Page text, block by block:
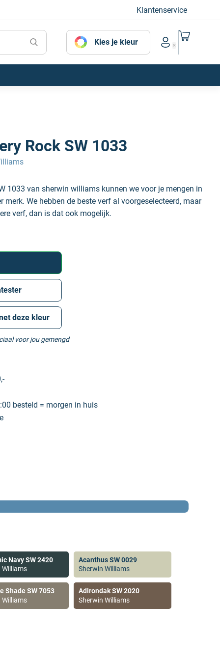
Klantenservice
Kies je kleur
Account menu
Naar mijn
Rock SW 1033
1033 van sherwin williams kunnen we voor je mengen in
merk. We hebben de beste verf al voorgeselecteerd, maar
verf, dan is dat ook mogelijk.
deze kleur
voor jou gemengd
besteld = morgen in huis
Navy SW 2420
Williams
Acanthus SW 0029
Sherwin Williams
Shade SW 7053
Williams
Adirondak SW 2020
Sherwin Williams